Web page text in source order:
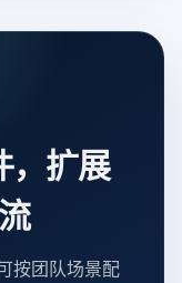
，扩展
按团队场景配